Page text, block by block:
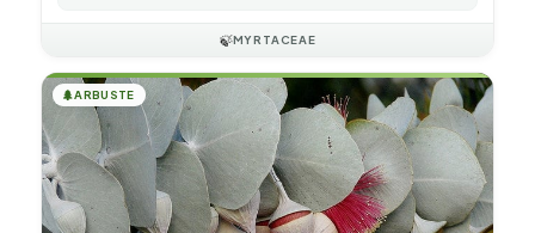
🍃MYRTACEAE
🌲ARBUSTE